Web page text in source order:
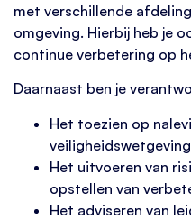
met verschillende
omgeving. Hierbij heb je
continue verbetering op
Daarnaast ben je
Het toezien op
Het uitvoeren van
opstellen van
Het adviseren van